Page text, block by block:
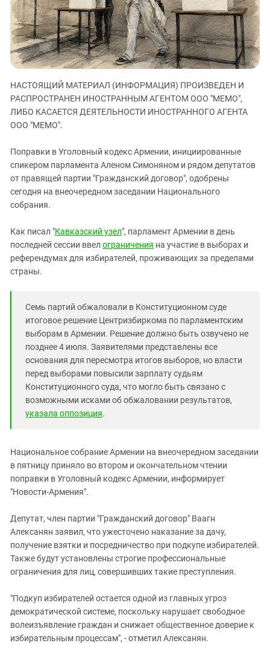
ЗАСТАВЛЯЕТ
КАВКАЗ ЗА ПАЛЕСТИНУ
ИНАКОМЫСЛИЕ В ЧЕЧНЕ
ПРЕСЛЕДОВАНИЕ АКТИВИСТОВ
МОБИЛИЗАЦИЯ И ПРОТЕСТЫ
Дагестан
Ингушетия
Кабардино-Балкария
Калмыкия
Карачаево-Черкесия
Краснодарский край
Нагорный Карабах
Северная Осетия - Алания
СКФО
Чечня
Южная Осетия
Южный Кавказ
НАСТОЯЩИЙ МАТЕРИАЛ (ИНФОРМАЦИЯ) ПРОИЗВЕДЕН И
РАСПРОСТРАНЕН ИНОСТРАННЫМ АГЕНТОМ ООО "МЕМО",
ЛИБО КАСАЕТСЯ ДЕЯТЕЛЬНОСТИ ИНОСТРАННОГО АГЕНТА
ООО "МЕМО".
Поправки в Уголовный кодекс Армении, инициированные
спикером парламента Аленом Симоняном и рядом депутатов
от правящей партии "Гражданский договор", одобрены
сегодня на внеочередном заседании Национального
собрания.
Как писал "Кавказский узел", парламент Армении в день
последней сессии ввел ограничения на участие в выборах и
референдумах для избирателей, проживающих за пределами
страны.
Семь партий обжаловали в Конституционном суде
итоговое решение Центризбиркома по парламентским
выборам в Армении. Решение должно быть озвучено не
позднее 4 июля. Заявителями представлены все
основания для пересмотра итогов выборов, но власти
перед выборами повысили зарплату судьям
Конституционного суда, что могло быть связано с
возможными исками об обжаловании результатов,
указала оппозиция.
Национальное собрание Армении на внеочередном заседании
в пятницу приняло во втором и окончательном чтении
поправки в Уголовный кодекс Армении, информирует
"Новости-Армения".
Депутат, член партии "Гражданский договор" Ваагн
Алексанян заявил, что ужесточено наказание за дачу,
получение взятки и посредничество при подкупе избирателей.
Также будут установлены строгие профессиональные
ограничения для лиц, совершивших такие преступления.
"Подкуп избирателей остается одной из главных угроз
демократической системе, поскольку нарушает свободное
волеизъявление граждан и снижает общественное доверие к
избирательным процессам", - отметил Алексанян.